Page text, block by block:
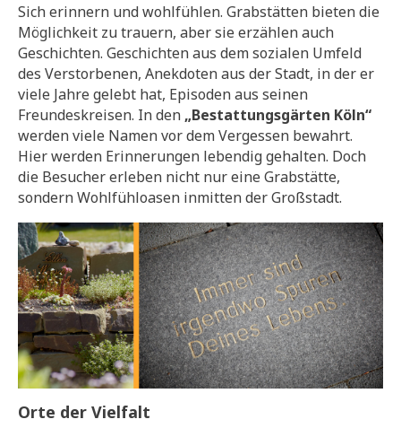
Sich erinnern und wohlfühlen. Grabstätten bieten die
Möglichkeit zu trauern, aber sie erzählen auch
Geschichten. Geschichten aus dem sozialen Umfeld
des Verstorbenen, Anekdoten aus der Stadt, in der er
viele Jahre gelebt hat, Episoden aus seinen
Freundeskreisen. In den „Bestattungsgärten Köln“
werden viele Namen vor dem Vergessen bewahrt.
Hier werden Erinnerungen lebendig gehalten. Doch
die Besucher erleben nicht nur eine Grabstätte,
sondern Wohlfühloasen inmitten der Großstadt.
Orte der Vielfalt